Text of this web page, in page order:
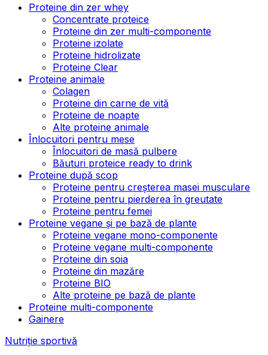
Proteine din zer whey
Concentrate proteice
Proteine din zer multi-componente
Proteine izolate
Proteine hidrolizate
Proteine Clear
Proteine animale
Colagen
Proteine din carne de vită
Proteine de noapte
Alte proteine animale
Înlocuitori pentru mese
Înlocuitori de masă pulbere
Băuturi proteice ready to drink
Proteine după scop
Proteine pentru creșterea masei musculare
Proteine pentru pierderea în greutate
Proteine pentru femei
Proteine vegane și pe bază de plante
Proteine vegane mono-componente
Proteine vegane multi-componente
Proteine din soia
Proteine din mazăre
Proteine BIO
Alte proteine pe bază de plante
Proteine multi-componente
Gainere
Nutriție sportivă